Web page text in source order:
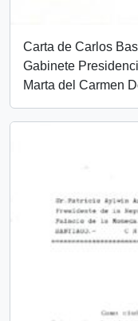
Carta de Carlos
Gabinete
Marta del Carmen